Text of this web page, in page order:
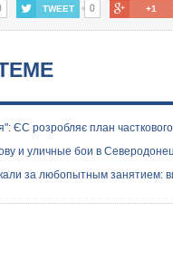
TWEET 0 +1
ЄС розробляє план
и уличные бои в
за любопытным занятием: